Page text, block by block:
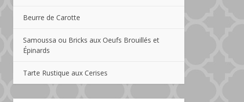
Beurre de Carotte
Samoussa ou Bricks aux Oeufs Brouillés et
Épinards
Tarte Rustique aux Cerises